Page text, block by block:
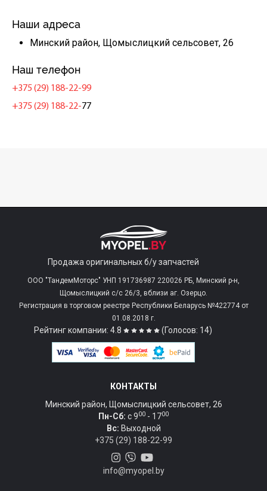
Наши адреса
Минский район, Щомыслицкий сельсовет, 26
Наш телефон
+375 (29) 188-22-99
+375 (29) 188-22-77
Продажа оригинальных б/у запчастей
ООО "ТандемМоторс" УНП 191736987 220026 РБ, Минский р-н,
Щомыслицкий с/c 26/3, вблизи аг. Озерцо.
Регистрация в торговом реестре Республики Беларусь №422774 от
01.08.2018 г.
Рейтинг компании: 4.8 (Голосов: 14)
КОНТАКТЫ
Минский район, Щомыслицкий сельсовет, 26
Пн-Сб: c 900 - 1700
Вс: Выходной
+375 (29) 188-22-99
info@myopel.by